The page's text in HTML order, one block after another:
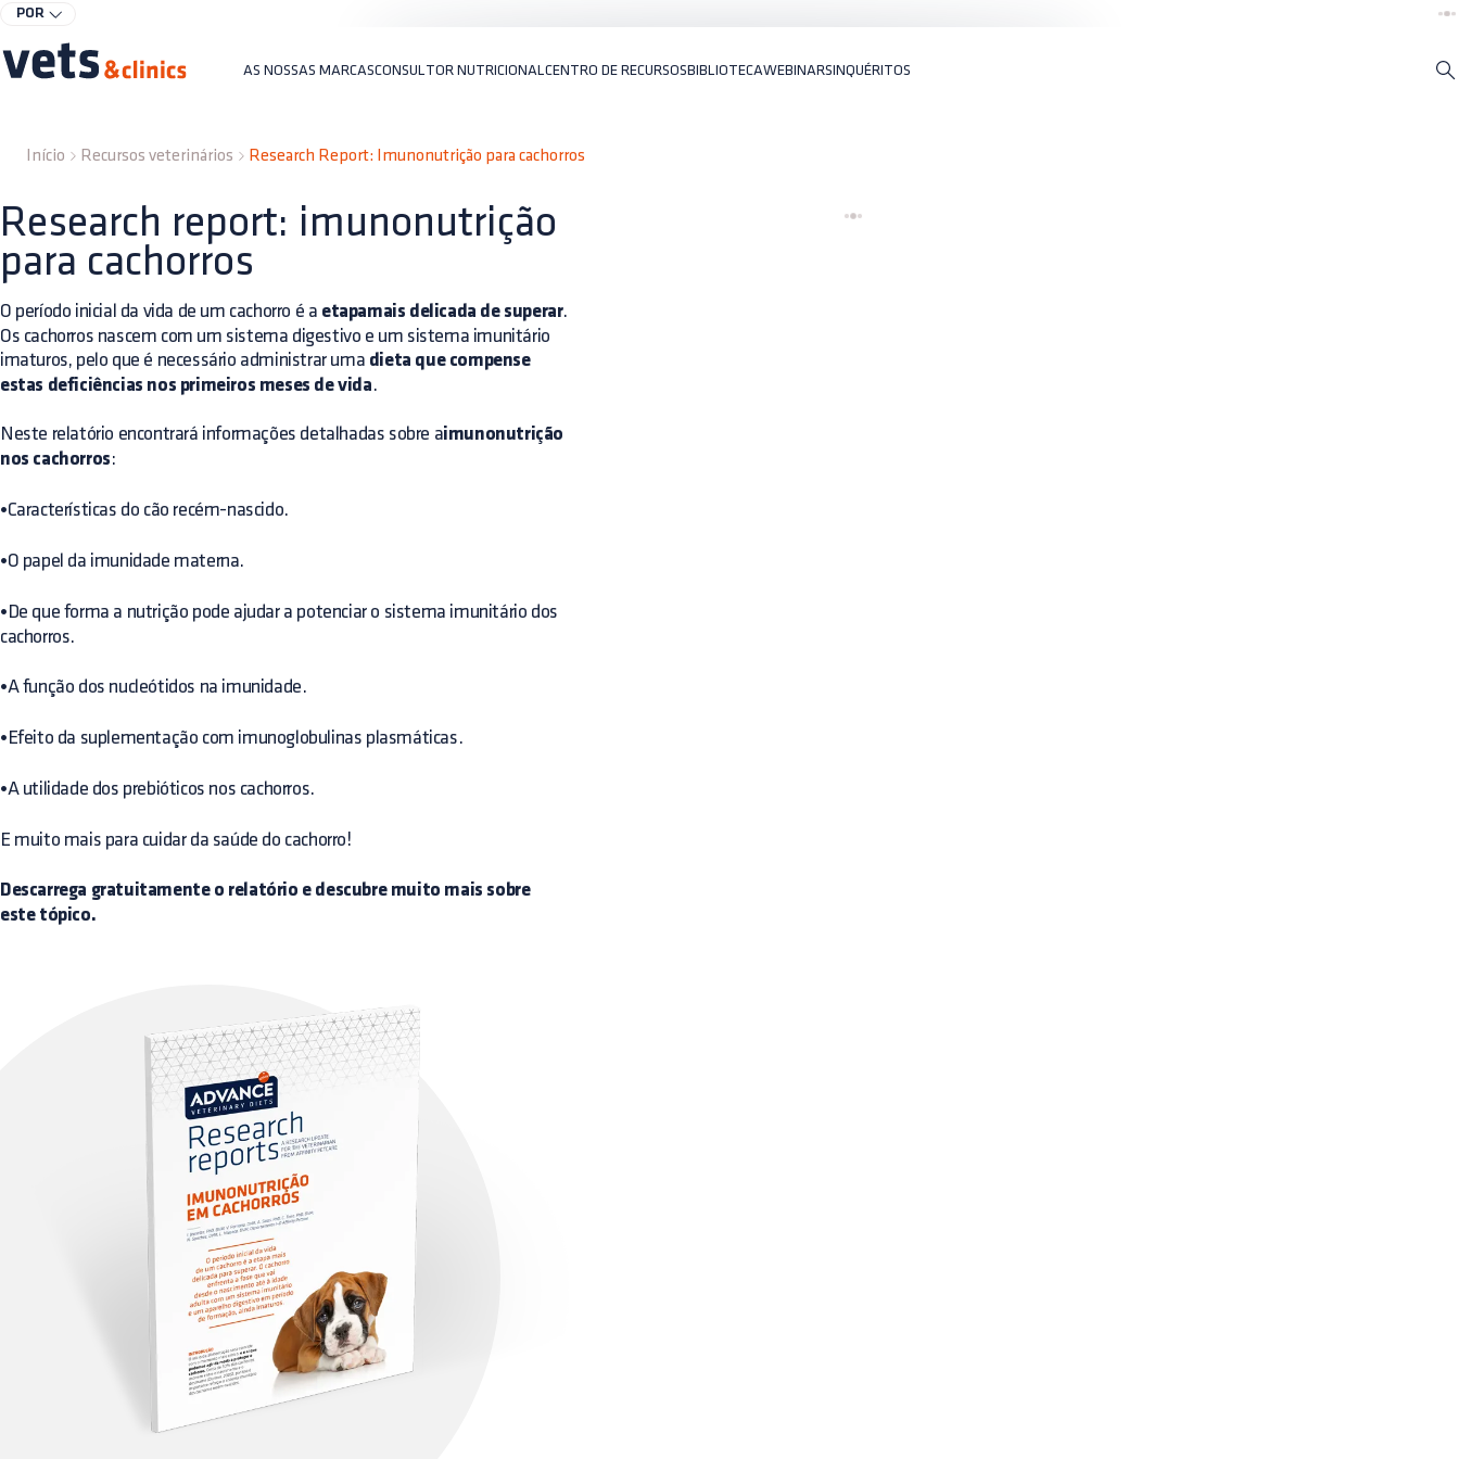
POR
AS NOSSAS MARCASCONSULTOR NUTRICIONAL CENTRO DE RECURSOSBIBLIOTECAWEBINARSINQUÉRITOS
Início Recursos veterinários Research Report: Imunonutrição para cachorros
Research report: imunonutrição
para cachorros
O período inicial da vida de um cachorro é a etapamais delicada de superar.
Os cachorros nascem com um sistema digestivo e um sistema imunitário
imaturos, pelo que é necessário administrar uma dieta que compense
estas deficiências nos primeiros meses de vida.
Neste relatório encontrará informações detalhadas sobre aimunonutrição
nos cachorros:
•Características do cão recém-nascido.
•O papel da imunidade materna.
• De que forma a nutrição pode ajudar a potenciar o sistema imunitário dos
cachorros.
•A função dos nucleótidos na imunidade.
• Efeito da suplementação com imunoglobulinas plasmáticas.
•A utilidade dos prebióticos nos cachorros.
E muito mais para cuidar da saúde do cachorro!
Descarrega gratuitamente o relatório e descubre muito mais sobre
este tópico.